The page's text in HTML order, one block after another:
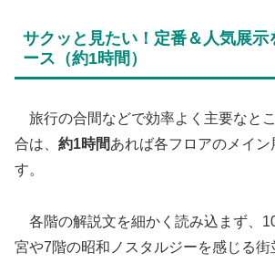
サクッと見たい！定番＆人気展示
ース（約1時間）
旅行の合間などで効率よく主要なと
合は、 約1時間あれば各フロアのメイン
す。
各階の解説文を細かく読み込まず、
宮や7階の昭和ノスタルジーを感じる街